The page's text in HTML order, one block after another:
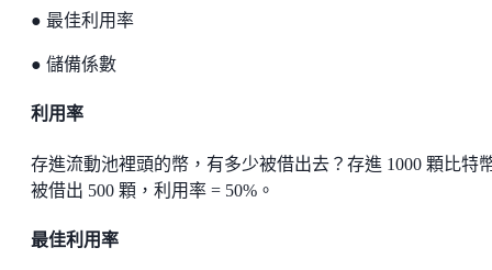
● 最佳利用率
● 儲備係數
利用率
存進流動池裡頭的幣，有多少被借出去？存進 1000 顆比特
被借出 500 顆，利用率 = 50%。
最佳利用率